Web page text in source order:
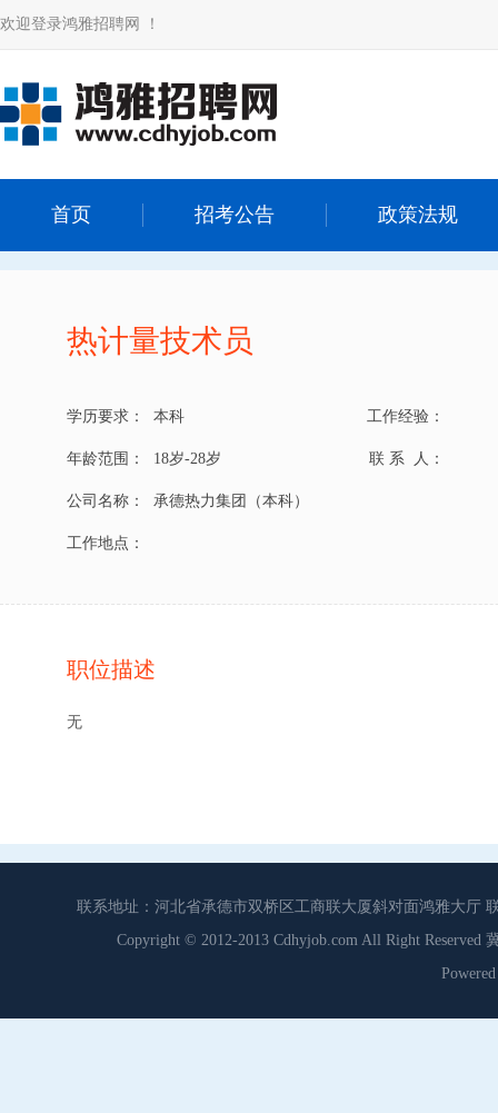
欢迎登录鸿雅招聘网 ！
首页 招考公告 政策法规
热计量技术员
学历要求： 本科 工作经验：
年龄范围： 18岁-28岁 联 系 人：
公司名称： 承德热力集团（本科）
工作地点：
职位描述
无
联系地址：河北省承德市双桥区工商联大厦斜对面鸿雅大厅
Copyright © 2012-2013 Cdhyjob.com All Right Reserved